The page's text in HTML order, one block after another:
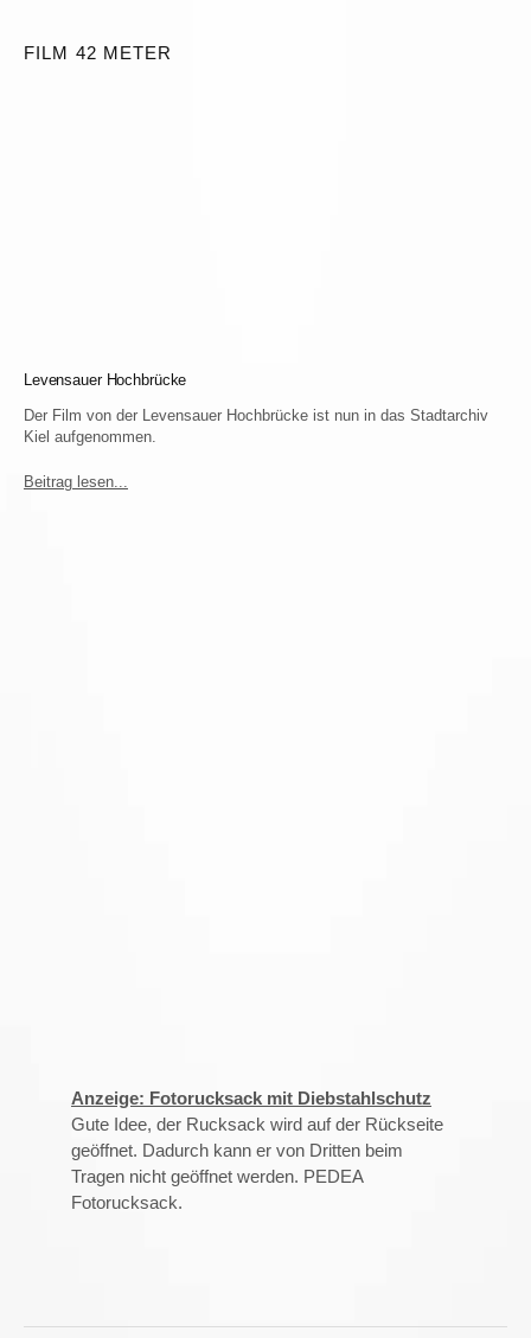
FILM 42 METER
Levensauer Hochbrücke
Der Film von der Levensauer Hochbrücke ist nun in das Stadtarchiv
Kiel aufgenommen.
Beitrag lesen...
Anzeige: Fotorucksack mit Diebstahlschutz
Gute Idee, der Rucksack wird auf der Rückseite
geöffnet. Dadurch kann er von Dritten beim
Tragen nicht geöffnet werden. PEDEA
Fotorucksack.